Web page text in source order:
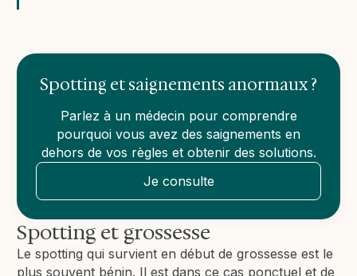
Spotting et saignements anormaux ?
Parlez à un médecin pour comprendre
pourquoi vous avez des saignements en
dehors de vos règles et obtenir des solutions.
Je consulte
Spotting et grossesse
Le spotting qui survient en début de grossesse est le
plus souvent bénin. Il est dans ce cas ponctuel et de